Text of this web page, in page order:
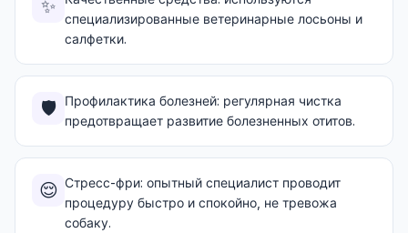
✨
специализированные ветеринарные лосьоны и
салфетки.
🛡️
Профилактика болезней: регулярная чистка
предотвращает развитие болезненных отитов.
😌 Стресс-фри: опытный специалист проводит
процедуру быстро и спокойно, не тревожа
собаку.